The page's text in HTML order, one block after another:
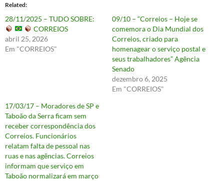
Related
28/11/2025 – TUDO SOBRE:
CORREIOS
abril 25, 2026
Em "CORREIOS"
09/10 – “Correios – Hoje se
comemora o Dia Mundial dos
Correios, criado para
homenagear o serviço postal e
seus trabalhadores” Agência
Senado
dezembro 6, 2025
Em "CORREIOS"
17/03/17 – Moradores de SP e
Taboão da Serra ficam sem
receber correspondência dos
Correios. Funcionários
relatam falta de pessoal nas
ruas e nas agências. Correios
informam que serviço em
Taboão normalizará em março